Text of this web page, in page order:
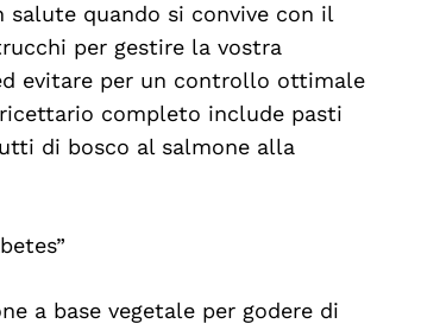
quando si convive con il
per gestire la vostra
evitare per un controllo ottimale
completo include pasti
di bosco al salmone alla
a base vegetale per godere di